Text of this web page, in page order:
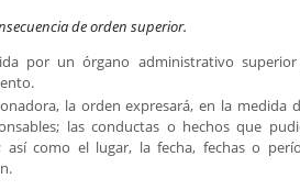
de orden superior.
por un órgano administrativo
la orden expresará, en la medida
las conductas o hechos que
como el lugar, la fecha, fechas o